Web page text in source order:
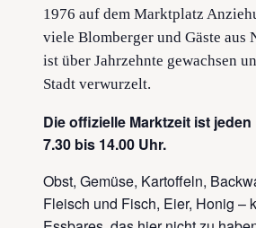
1976 auf dem Marktplatz
viele Blomberger und Gäste aus
ist über Jahrzehnte gewachsen
Stadt verwurzelt.
Die offizielle Marktzeit ist
7.30 bis 14.00 Uhr.
Obst, Gemüse, Kartoffeln,
Fleisch und Fisch, Eier, Honig –